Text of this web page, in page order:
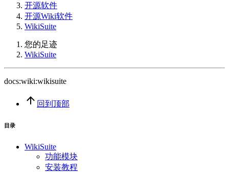
开源软件
开源Wiki软件
WikiSuite
您的足迹
WikiSuite
docs:wiki:wikisuite
回到顶部
目录
WikiSuite
功能模块
安装教程